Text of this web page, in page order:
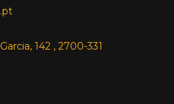
142 , 2700-331